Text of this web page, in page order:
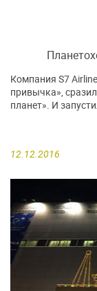
12.12.2016
Компания S7
привычка»,
планет». И